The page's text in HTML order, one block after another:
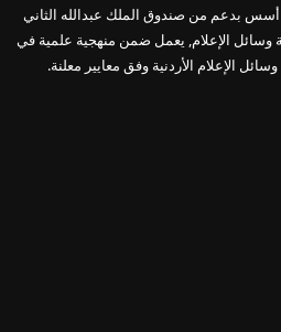
أسس بدعم من صندوق الملك عبدالله الثاني
وسائل الإعلام, يعمل ضمن منهجية علمية في
الإعلام الأردنية وفق معايير معلنة.